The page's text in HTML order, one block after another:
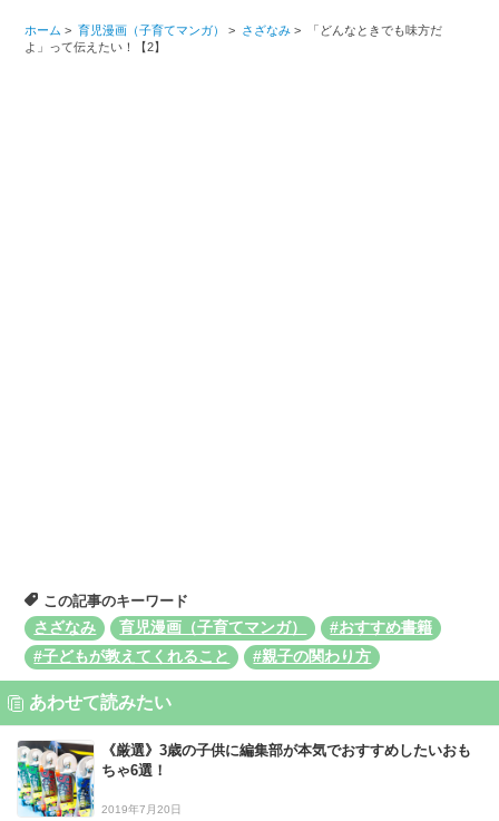
ホーム > 育児漫画（子育てマンガ） > さざなみ >
「どんなときでも味方だ
よ」って伝えたい！【2】
この記事のキーワード
さざなみ
育児漫画（子育てマンガ）
#おすすめ書籍
#子どもが教えてくれること
#親子の関わり方
あわせて読みたい
《厳選》3歳の子供に編集部が本気でおすすめしたいおも
ちゃ6選！
2019年7月20日